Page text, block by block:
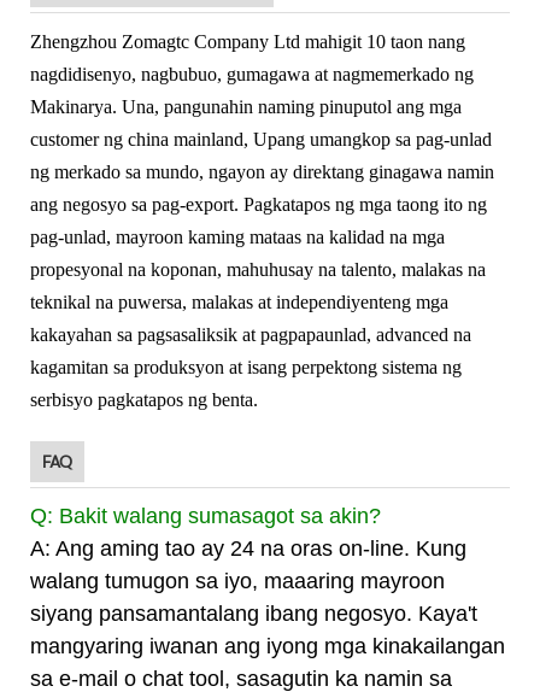
Zhengzhou Zomagtc Company Ltd mahigit 10 taon nang
nagdidisenyo, nagbubuo, gumagawa at nagmemerkado ng
Makinarya. Una, pangunahin naming pinuputol ang mga
customer ng china mainland, Upang umangkop sa pag-unlad
ng merkado sa mundo, ngayon ay direktang ginagawa namin
ang negosyo sa pag-export. Pagkatapos ng mga taong ito ng
pag-unlad, mayroon kaming mataas na kalidad na mga
propesyonal na koponan, mahuhusay na talento, malakas na
teknikal na puwersa, malakas at independiyenteng mga
kakayahan sa pagsasaliksik at pagpapaunlad, advanced na
kagamitan sa produksyon at isang perpektong sistema ng
serbisyo pagkatapos ng benta.
FAQ
Q: Bakit walang sumasagot sa akin?
A: Ang aming tao ay 24 na oras on-line. Kung
walang tumugon sa iyo, maaaring mayroon
siyang pansamantalang ibang negosyo. Kaya't
mangyaring iwanan ang iyong mga kinakailangan
sa e-mail o chat tool, sasagutin ka namin sa